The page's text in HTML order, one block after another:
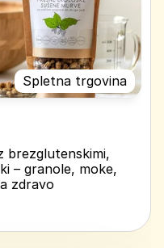
Spletna trgovina
brezglutenskimi,
– granole, moke,
zdravo